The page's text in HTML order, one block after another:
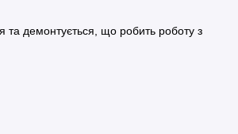
та демонтується, що робить роботу з